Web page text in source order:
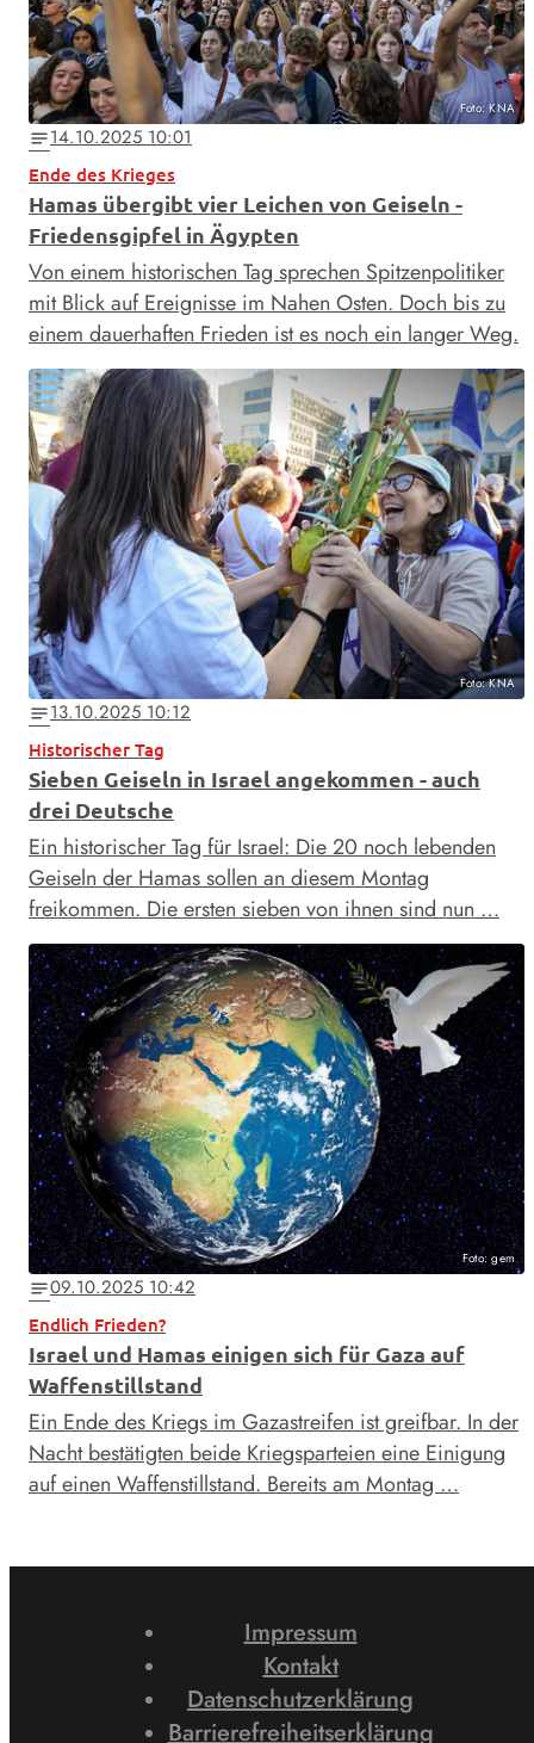
Foto: KNA
notes14.10.2025 10:01
Ende des Krieges
Hamas übergibt vier Leichen von Geiseln -
Friedensgipfel in Ägypten
Von einem historischen Tag sprechen Spitzenpolitiker
mit Blick auf Ereignisse im Nahen Osten. Doch bis zu
einem dauerhaften Frieden ist es noch ein langer Weg.
Foto: KNA
notes13.10.2025 10:12
Historischer Tag
Sieben Geiseln in Israel angekommen - auch
drei Deutsche
Ein historischer Tag für Israel: Die 20 noch lebenden
Geiseln der Hamas sollen an diesem Montag
freikommen. Die ersten sieben von ihnen sind nun …
Foto: gem
notes09.10.2025 10:42
Endlich Frieden?
Israel und Hamas einigen sich für Gaza auf
Waffenstillstand
Ein Ende des Kriegs im Gazastreifen ist greifbar. In der
Nacht bestätigten beide Kriegsparteien eine Einigung
auf einen Waffenstillstand. Bereits am Montag …
Impressum
Kontakt
Datenschutzerklärung
Barrierefreiheitserklärung